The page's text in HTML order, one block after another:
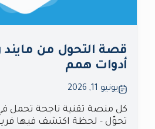
قصة التحول من
أدوات همم
يونيو 11, 2026
كل منصة تقنية ناجحة تحمل
تحوّل - لحظة اكتشف فيها